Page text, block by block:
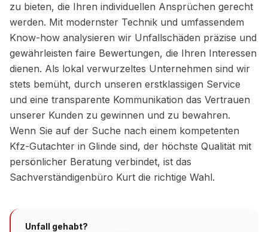
zu bieten, die Ihren individuellen Ansprüchen gerecht
werden. Mit modernster Technik und umfassendem
Know-how analysieren wir Unfallschäden präzise und
gewährleisten faire Bewertungen, die Ihren Interessen
dienen. Als lokal verwurzeltes Unternehmen sind wir
stets bemüht, durch unseren erstklassigen Service
und eine transparente Kommunikation das Vertrauen
unserer Kunden zu gewinnen und zu bewahren.
Wenn Sie auf der Suche nach einem kompetenten
Kfz-Gutachter in Glinde sind, der höchste Qualität mit
persönlicher Beratung verbindet, ist das
Sachverständigenbüro Kurt die richtige Wahl.
Unfall gehabt?